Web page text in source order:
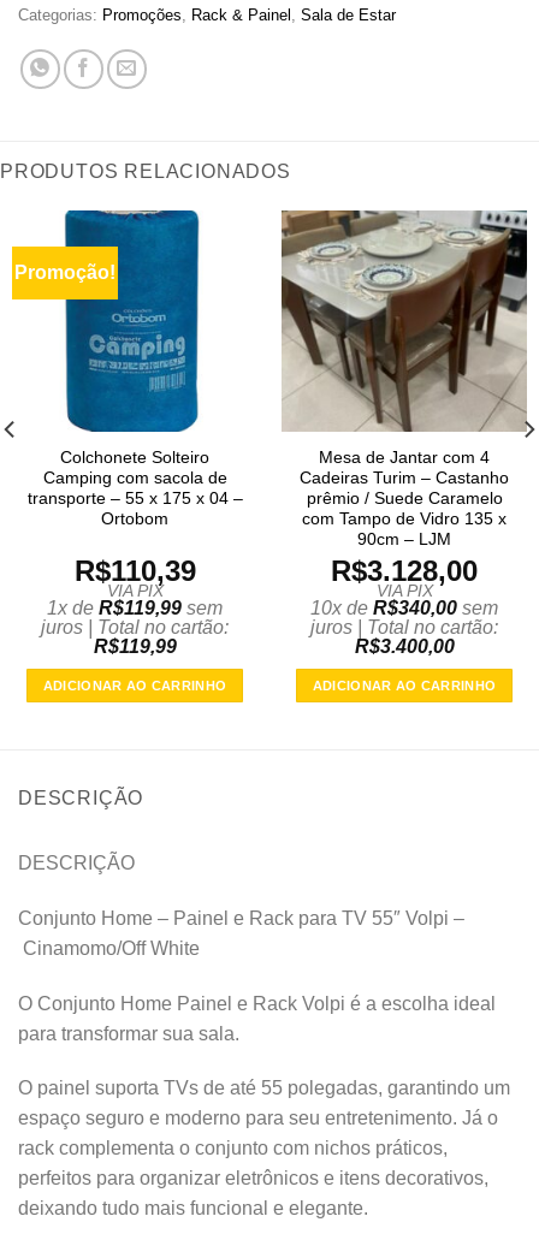
Categorias: Promoções, Rack & Painel , Sala de Estar
PRODUTOS RELACIONADOS
Promoção!
Colchonete Solteiro
Camping com sacola de
transporte – 55 x 175 x 04 –
Ortobom
R$110,39
VIA PIX
1x de R$119,99 sem
juros | Total no cartão:
R$119,99
ADICIONAR AO CARRINHO
Mesa de Jantar com 4
Cadeiras Turim – Castanho
prêmio / Suede Caramelo
com Tampo de Vidro 135 x
90cm – LJM
R$3.128,00
VIA PIX
10x de R$340,00 sem
juros | Total no cartão:
R$3.400,00
ADICIONAR AO CARRINHO
DESCRIÇÃO
DESCRIÇÃO
Conjunto Home – Painel e Rack para TV 55″ Volpi –
Cinamomo/Off White
O Conjunto Home Painel e Rack Volpi é a escolha ideal
para transformar sua sala.
O painel suporta TVs de até 55 polegadas, garantindo um
espaço seguro e moderno para seu entretenimento. Já o
rack complementa o conjunto com nichos práticos,
perfeitos para organizar eletrônicos e itens decorativos,
deixando tudo mais funcional e elegante.